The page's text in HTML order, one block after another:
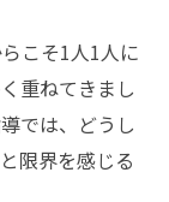
こそ1人1人に
重ねてきまし
では、どうし
限界を感じる